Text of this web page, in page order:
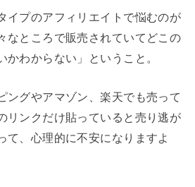
イプのアフィリエイトで悩むのが
なところで販売されていてどこの
かわからない」ということ。
ングやアマゾン、楽天でも売って
リンクだけ貼っていると売り逃が
て、心理的に不安になりますよ